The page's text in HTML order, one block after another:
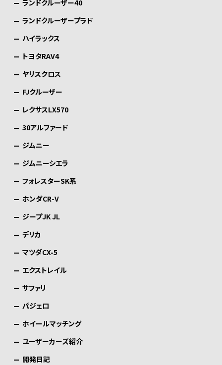
ランドクルーザー40
ランドクルーザープラド
ハイラックス
トヨタRAV4
ヤリスクロス
FJクルーザー
レクサスLX570
30アルファード
ジムニー
ジムニーシエラ
フォレスターSK系
ホンダCR-V
ジープJK JL
デリカ
マツダCX-5
エクストレイル
サファリ
パジェロ
ホイールマッチング
ユーザーカーズ紹介
開発日記